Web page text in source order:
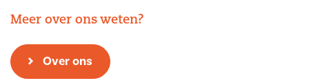
Meer over ons weten?
Over ons